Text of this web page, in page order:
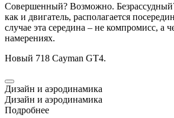
Совершенный? Возможно.
как и двигатель, располагается
случае эта середина – не компромисс, а
намерениях.
Новый 718 Cayman GT4.
Дизайн и аэродинамика
Дизайн и аэродинамика
Подробнее